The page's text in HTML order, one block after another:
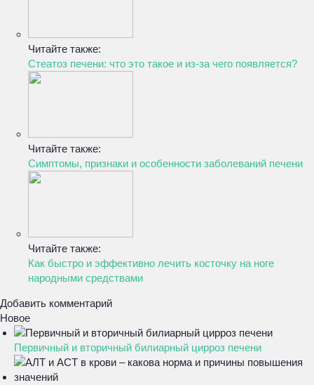
Читайте также:
Стеатоз печени: что это такое и из-за чего появляется?
Читайте также:
Симптомы, признаки и особенности заболеваний печени
Читайте также:
Как быстро и эффективно лечить косточку на ноге
народными средствами
Добавить комментарий
Новое
Первичный и вторичный билиарный цирроз печени